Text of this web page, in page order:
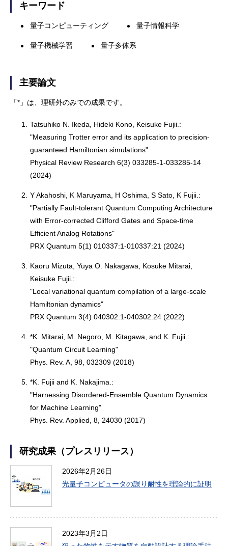
キーワード
量子コンピューティング 量子情報科学
量子機械学習 量子多体系
主要論文
「*」は、理研外のみでの成果です。
1.
Tatsuhiko N. Ikeda, Hideki Kono, Keisuke Fujii.:
"Measuring Trotter error and its application to precision-
guaranteed Hamiltonian simulations"
Physical Review Research 6(3) 033285-1-033285-14
(2024)
2.
Y Akahoshi, K Maruyama, H Oshima, S Sato, K Fujii.:
"Partially Fault-tolerant Quantum Computing Architecture
with Error-corrected Clifford Gates and Space-time
Efficient Analog Rotations"
PRX Quantum 5(1) 010337:1-010337:21 (2024)
3.
Kaoru Mizuta, Yuya O. Nakagawa, Kosuke Mitarai,
Keisuke Fujii.:
"Local variational quantum compilation of a large-scale
Hamiltonian dynamics"
PRX Quantum 3(4) 040302:1-040302:24 (2022)
4. *K. Mitarai, M. Negoro, M. Kitagawa, and K. Fujii.:
"Quantum Circuit Learning"
Phys. Rev. A, 98, 032309 (2018)
5. *K. Fujii and K. Nakajima.:
"Harnessing Disordered-Ensemble Quantum Dynamics
for Machine Learning"
Phys. Rev. Applied, 8, 24030 (2017)
研究成果（プレスリリース）
2026年2月26日
光量子コンピュータの誤り耐性を理論的に証明
2023年3月2日